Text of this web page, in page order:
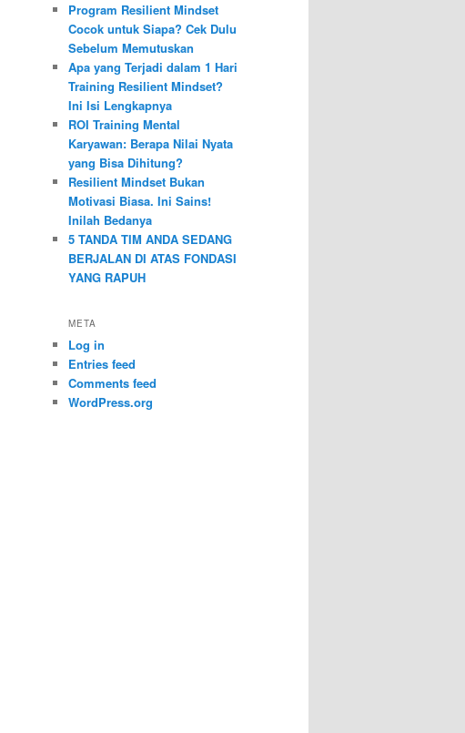
Program Resilient Mindset
Cocok untuk Siapa? Cek Dulu
Sebelum Memutuskan
Apa yang Terjadi dalam 1 Hari
Training Resilient Mindset?
Ini Isi Lengkapnya
ROI Training Mental
Karyawan: Berapa Nilai Nyata
yang Bisa Dihitung?
Resilient Mindset Bukan
Motivasi Biasa. Ini Sains!
Inilah Bedanya
5 TANDA TIM ANDA SEDANG
BERJALAN DI ATAS FONDASI
YANG RAPUH
META
Log in
Entries feed
Comments feed
WordPress.org